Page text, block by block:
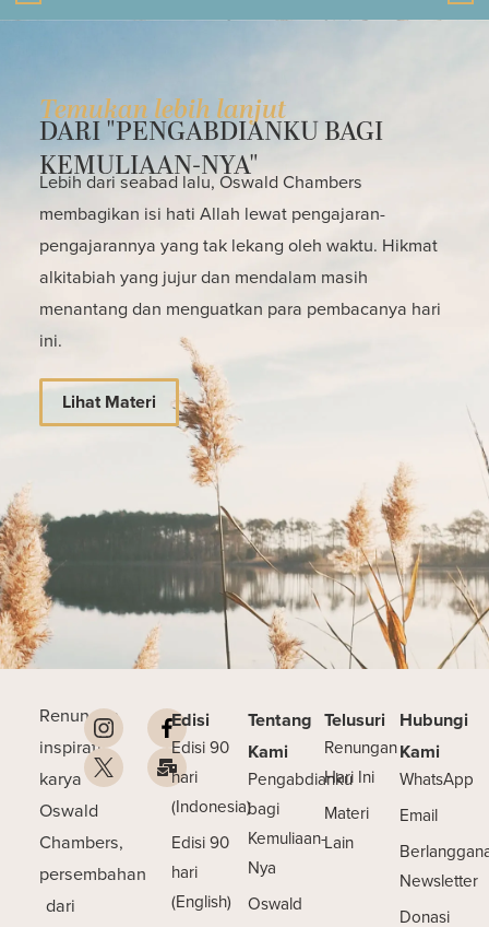
Temukan lebih lanjut
DARI "PENGABDIANKU BAGI
KEMULIAAN-NYA"
Lebih dari seabad lalu, Oswald Chambers
membagikan isi hati Allah lewat pengajaran-
pengajarannya yang tak lekang oleh waktu. Hikmat
alkitabiah yang jujur dan mendalam masih
menantang dan menguatkan para pembacanya hari
ini.
Lihat Materi
Renungan
inspiratif
karya
Oswald
Chambers,
persembahan
dari
Edisi
Edisi 90
hari
(Indonesia)
Edisi 90
hari
(English)
Tentang
Kami
Pengabdianku
bagi
Kemuliaan-
Nya
Oswald
Telusuri
Renungan
Hari Ini
Materi
Lain
Hubungi
Kami
WhatsApp
Email
Newsletter
Donasi